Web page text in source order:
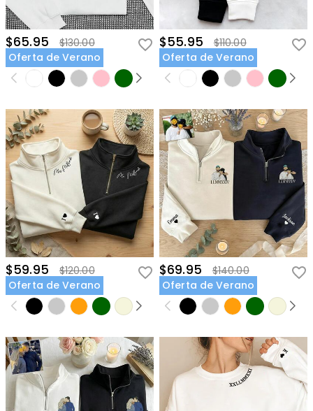
$65.95
$130.00
Oferta de Verano
$55.95
$110.00
Oferta de Verano
$59.95
$120.00
Oferta de Verano
$69.95
$140.00
Oferta de Verano